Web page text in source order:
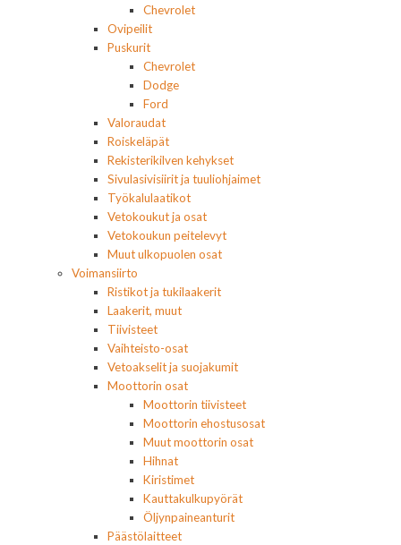
Chevrolet
Ovipeilit
Puskurit
Chevrolet
Dodge
Ford
Valoraudat
Roiskeläpät
Rekisterikilven kehykset
Sivulasivisiirit ja tuuliohjaimet
Työkalulaatikot
Vetokoukut ja osat
Vetokoukun peitelevyt
Muut ulkopuolen osat
Voimansiirto
Ristikot ja tukilaakerit
Laakerit, muut
Tiivisteet
Vaihteisto-osat
Vetoakselit ja suojakumit
Moottorin osat
Moottorin tiivisteet
Moottorin ehostusosat
Muut moottorin osat
Hihnat
Kiristimet
Kauttakulkupyörät
Öljynpaineanturit
Päästölaitteet